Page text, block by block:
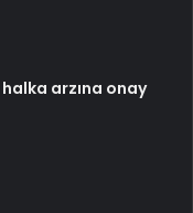
arzına onay